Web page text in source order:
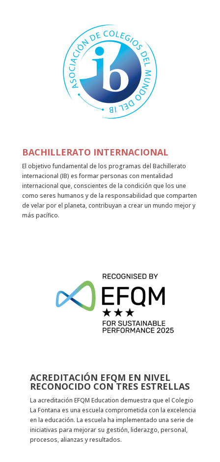
BACHILLERATO INTERNACIONAL
El objetivo fundamental de los programas del Bachillerato
internacional (IB) es formar personas con mentalidad
internacional que, conscientes de la condición que los une
como seres humanos y de la responsabilidad que comparten
de velar por el planeta, contribuyan a crear un mundo mejor y
más pacífico.
ACREDITACIÓN EFQM EN NIVEL
RECONOCIDO CON TRES ESTRELLAS
La acreditación EFQM Education demuestra que el Colegio
La Fontana es una escuela comprometida con la excelencia
en la educación. La escuela ha implementado una serie de
iniciativas para mejorar su gestión, liderazgo, personal,
procesos, alianzas y resultados.